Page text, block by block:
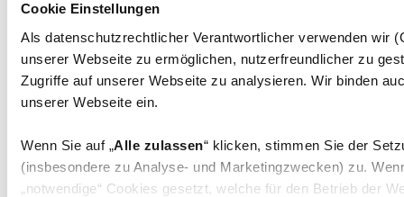
Cookie Einstellungen
Als datenschutzrechtlicher Verantwortlicher verwenden wir
unserer Webseite zu ermöglichen, nutzerfreundlicher zu
Zugriffe auf unserer Webseite zu analysieren. Wir binden
unserer Webseite ein.
Wenn Sie auf „Alle zulassen“ klicken, stimmen Sie der
(insbesondere zu Analyse- und Marketingzwecken) zu.
„notwendige“ Cookies gesetzt, welche für den Betrieb der
Faszien- und Massagerollen
Weitere Rehabilitationshilfen
Taschen & Rucksäcke
Essenstaschen und Meal-Prep-Zubehör
Sporttaschen
Zubehör nach Aktivität
Laufen
Kampfsport